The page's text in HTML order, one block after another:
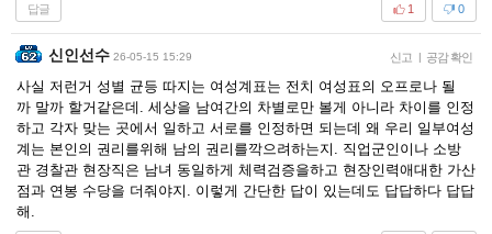
답글 0
1
신인선수 26-05-15 15:29 신고 | 공감 확인
사실 저런거 성별 균등 따지는 여성계표는 전치 여성표의 오프로나 될
까 말까 할거같은데. 세상을 남여간의 차별로만 볼게 아니라 차이를 인정
하고 각자 맞는 곳에서 일하고 서로를 인정하면 되는데 왜 우리 일부여성
계는 본인의 권리를위해 남의 권리를깍으려하는지. 직업군인이나 소방
관 경찰관 현장직은 남녀 동일하게 체력검증을하고 현장인력애대한 가산
점과 연봉 수당을 더줘야지. 이렇게 간단한 답이 있는데도 답답하다 답답
해.